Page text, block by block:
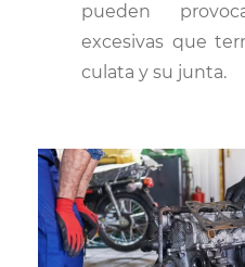
pueden
excesivas que
culata y su junta.